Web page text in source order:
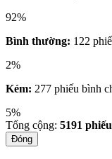
92%
Bình thường: 122
2%
Kém: 277 phiếu bình
5%
Tổng cộng: 5191 phiếu
Đóng